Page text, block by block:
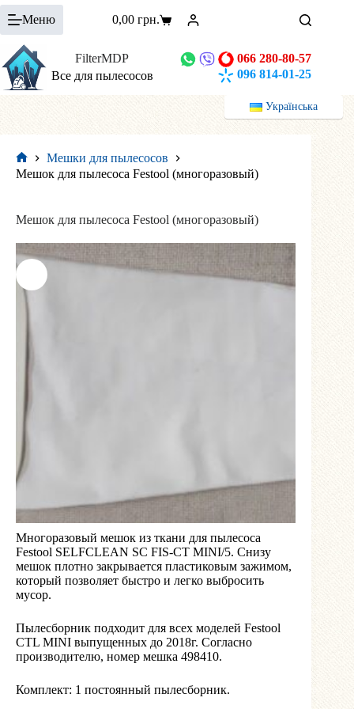
Перейти
сути
Меню Корзина
0,00грн.
FilterMDP
Все для пылесосов
066 280-80-57
096 814-01-25
Українська
Главная
Мешки для пылесосов
Мешок для пылесоса Festool (многоразовый)
Мешок для пылесоса Festool (многоразовый)
Многоразовый мешок из ткани для пылесоса
Festool SELFCLEAN SC FIS-CT MINI/5. Снизу
мешок плотно закрывается пластиковым зажимом,
который позволяет быстро и легко выбросить
мусор.
Пылесборник подходит для всех моделей Festool
CTL MINI выпущенных до 2018г. Согласно
производителю, номер мешка 498410.
Комплект: 1 постоянный пылесборник.